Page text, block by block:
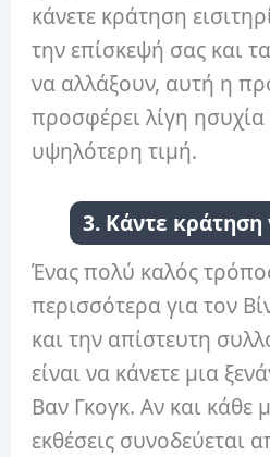
κάνετε κράτηση
την επίσκεψή σας και
να αλλάξουν, αυτή η
προσφέρει λίγη
υψηλότερη τιμή.
3. Κάντε κράτηση
Ένας πολύ καλός
περισσότερα για τον
και την απίστευτη
είναι να κάνετε μια
Βαν Γκογκ. Αν και κάθε
εκθέσεις συνοδεύεται